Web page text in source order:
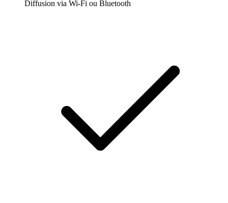
Diffusion via Wi-Fi ou Bluetooth